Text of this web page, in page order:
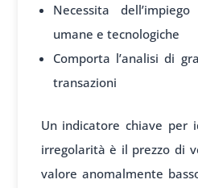
Necessita
umane e tecnologiche
Comporta l’analisi di
transazioni
Un indicatore chiave per
irregolarità è il prezzo di
valore anomalmente